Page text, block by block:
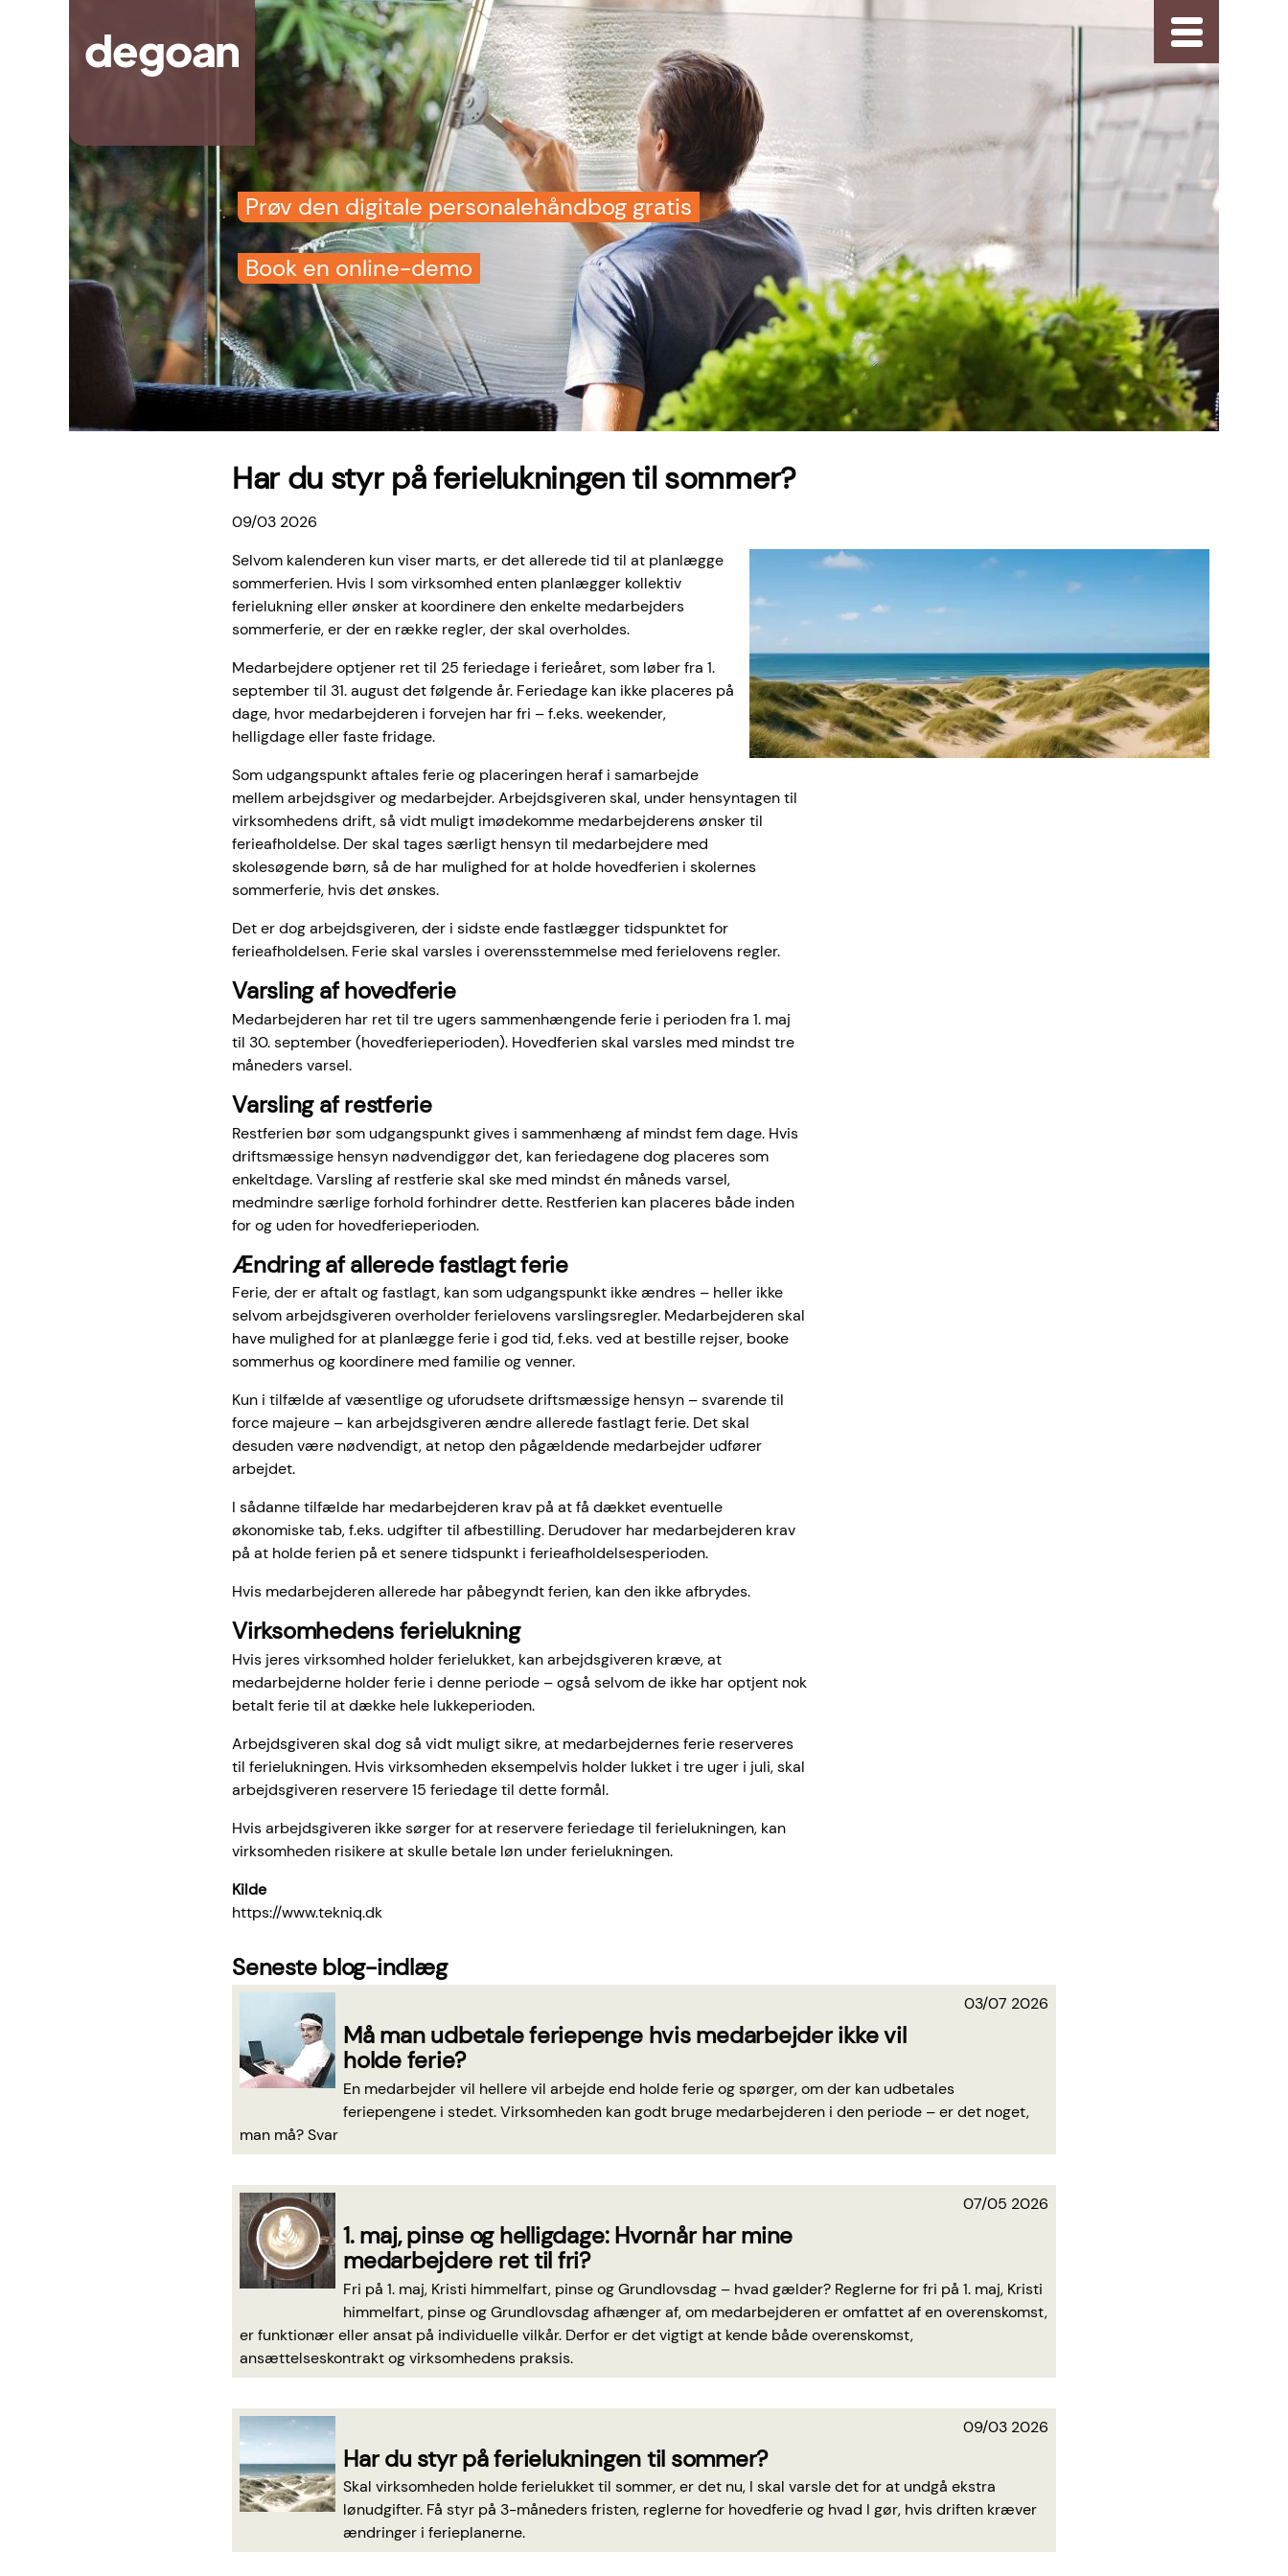
hovedindhold
degoan
Prøv den digitale personalehåndbog gratis
Book en online-demo
Har du styr på ferielukningen til sommer?
09/03 2026
Billede(r)
Selvom kalenderen kun viser marts, er det allerede tid til at planlægge
sommerferien. Hvis I som virksomhed enten planlægger kollektiv
ferielukning eller ønsker at koordinere den enkelte medarbejders
sommerferie, er der en række regler, der skal overholdes.
Medarbejdere optjener ret til 25 feriedage i ferieåret, som løber fra 1.
september til 31. august det følgende år. Feriedage kan ikke placeres på
dage, hvor medarbejderen i forvejen har fri – f.eks. weekender,
helligdage eller faste fridage.
Som udgangspunkt aftales ferie og placeringen heraf i samarbejde
mellem arbejdsgiver og medarbejder. Arbejdsgiveren skal, under hensyntagen til
virksomhedens drift, så vidt muligt imødekomme medarbejderens ønsker til
ferieafholdelse. Der skal tages særligt hensyn til medarbejdere med
skolesøgende børn, så de har mulighed for at holde hovedferien i skolernes
sommerferie, hvis det ønskes.
Det er dog arbejdsgiveren, der i sidste ende fastlægger tidspunktet for
ferieafholdelsen. Ferie skal varsles i overensstemmelse med ferielovens regler.
Varsling af hovedferie
Medarbejderen har ret til tre ugers sammenhængende ferie i perioden fra 1. maj
til 30. september (hovedferieperioden). Hovedferien skal varsles med mindst tre
måneders varsel.
Varsling af restferie
Restferien bør som udgangspunkt gives i sammenhæng af mindst fem dage. Hvis
driftsmæssige hensyn nødvendiggør det, kan feriedagene dog placeres som
enkeltdage. Varsling af restferie skal ske med mindst én måneds varsel,
medmindre særlige forhold forhindrer dette. Restferien kan placeres både inden
for og uden for hovedferieperioden.
Ændring af allerede fastlagt ferie
Ferie, der er aftalt og fastlagt, kan som udgangspunkt ikke ændres – heller ikke
selvom arbejdsgiveren overholder ferielovens varslingsregler. Medarbejderen skal
have mulighed for at planlægge ferie i god tid, f.eks. ved at bestille rejser, booke
sommerhus og koordinere med familie og venner.
Kun i tilfælde af væsentlige og uforudsete driftsmæssige hensyn – svarende til
force majeure – kan arbejdsgiveren ændre allerede fastlagt ferie. Det skal
desuden være nødvendigt, at netop den pågældende medarbejder udfører
arbejdet.
I sådanne tilfælde har medarbejderen krav på at få dækket eventuelle
økonomiske tab, f.eks. udgifter til afbestilling. Derudover har medarbejderen krav
på at holde ferien på et senere tidspunkt i ferieafholdelsesperioden.
Hvis medarbejderen allerede har påbegyndt ferien, kan den ikke afbrydes.
Virksomhedens ferielukning
Hvis jeres virksomhed holder ferielukket, kan arbejdsgiveren kræve, at
medarbejderne holder ferie i denne periode – også selvom de ikke har optjent nok
betalt ferie til at dække hele lukkeperioden.
Arbejdsgiveren skal dog så vidt muligt sikre, at medarbejdernes ferie reserveres
til ferielukningen. Hvis virksomheden eksempelvis holder lukket i tre uger i juli, skal
arbejdsgiveren reservere 15 feriedage til dette formål.
Hvis arbejdsgiveren ikke sørger for at reservere feriedage til ferielukningen, kan
virksomheden risikere at skulle betale løn under ferielukningen.
Kilde
https://www.tekniq.dk
Seneste blog-indlæg
03/07 2026
Må man udbetale feriepenge hvis medarbejder ikke vil
holde ferie?
En medarbejder vil hellere vil arbejde end holde ferie og spørger, om der kan udbetales
feriepengene i stedet. Virksomheden kan godt bruge medarbejderen i den periode – er det noget,
man må? Svar
07/05 2026
1. maj, pinse og helligdage: Hvornår har mine
medarbejdere ret til fri?
Fri på 1. maj, Kristi himmelfart, pinse og Grundlovsdag – hvad gælder? Reglerne for fri på 1. maj, Kristi
himmelfart, pinse og Grundlovsdag afhænger af, om medarbejderen er omfattet af en overenskomst,
er funktionær eller ansat på individuelle vilkår. Derfor er det vigtigt at kende både overenskomst,
ansættelseskontrakt og virksomhedens praksis.
09/03 2026
Har du styr på ferielukningen til sommer?
Skal virksomheden holde ferielukket til sommer, er det nu, I skal varsle det for at undgå ekstra
lønudgifter. Få styr på 3-måneders fristen, reglerne for hovedferie og hvad I gør, hvis driften kræver
ændringer i ferieplanerne.